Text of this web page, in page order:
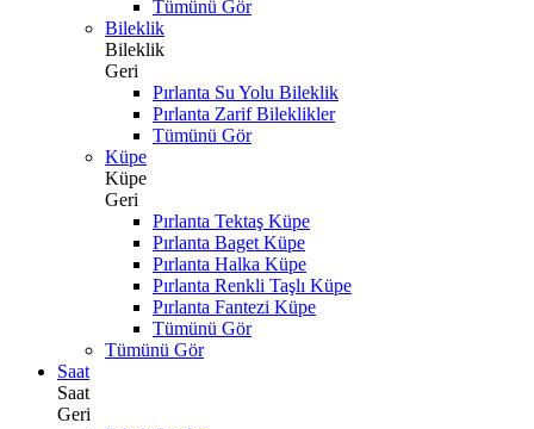
Tümünü Gör
Bileklik
Bileklik
Geri
Pırlanta Su Yolu Bileklik
Pırlanta Zarif Bileklikler
Tümünü Gör
Küpe
Küpe
Geri
Pırlanta Tektaş Küpe
Pırlanta Baget Küpe
Pırlanta Halka Küpe
Pırlanta Renkli Taşlı Küpe
Pırlanta Fantezi Küpe
Tümünü Gör
Tümünü Gör
Saat
Saat
Geri